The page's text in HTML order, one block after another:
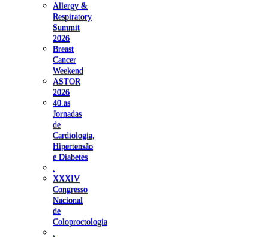
Allergy &
Respiratory
Summit
2026
Breast
Cancer
Weekend
ASTOR
2026
40.as
Jornadas
de
Cardiologia,
Hipertensão
e Diabetes
XXXIV
Congresso
Nacional
de
Coloproctologia